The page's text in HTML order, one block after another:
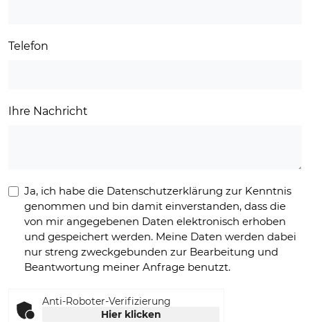
Telefon
Ihre Nachricht
Ja, ich habe die Datenschutzerklärung zur Kenntnis
genommen und bin damit einverstanden, dass die
von mir angegebenen Daten elektronisch erhoben
und gespeichert werden. Meine Daten werden dabei
nur streng zweckgebunden zur Bearbeitung und
Beantwortung meiner Anfrage benutzt.
Anti-Roboter-Verifizierung
Hier klicken